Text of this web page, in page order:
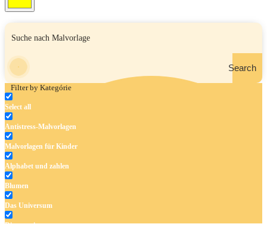
Search
Filter by Kategórie
Select all
Antistress-Malvorlagen
Malvorlagen für Kinder
Alphabet und zahlen
Blumen
Das Universum
Dinosaurier